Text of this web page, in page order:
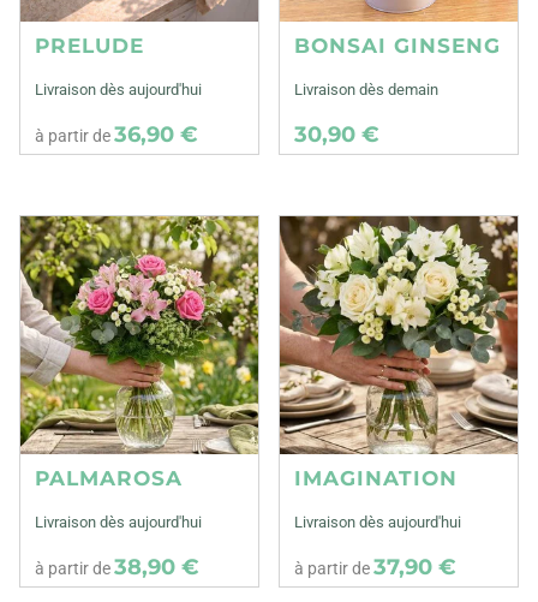
PRELUDE
Livraison dès aujourd'hui
à partir de36,90 €
BONSAI GINSENG
Livraison dès demain
30,90 €
PALMAROSA
Livraison dès aujourd'hui
à partir de38,90 €
IMAGINATION
Livraison dès aujourd'hui
à partir de37,90 €